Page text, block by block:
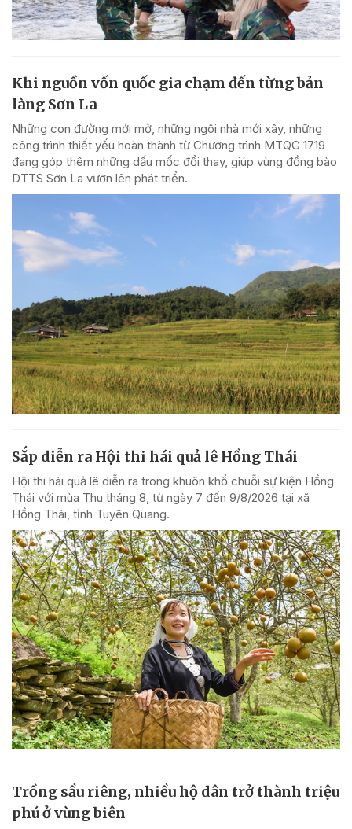
Khi nguồn vốn quốc gia chạm đến từng bản
làng Sơn La
Những con đường mới mở, những ngôi nhà mới xây, những
công trình thiết yếu hoàn thành từ Chương trình MTQG 1719
đang góp thêm những dấu mốc đổi thay, giúp vùng đồng bào
DTTS Sơn La vươn lên phát triển.
Sắp diễn ra Hội thi hái quả lê Hồng Thái
Hội thi hái quả lê diễn ra trong khuôn khổ chuỗi sự kiện Hồng
Thái với mùa Thu tháng 8, từ ngày 7 đến 9/8/2026 tại xã
Hồng Thái, tỉnh Tuyên Quang.
Trồng sầu riêng, nhiều hộ dân trở thành triệu
phú ở vùng biên